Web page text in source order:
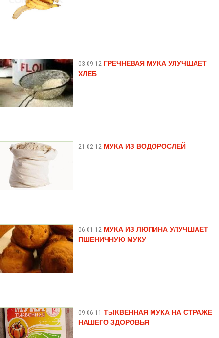
03.09.12 ГРЕЧНЕВАЯ МУКА УЛУЧШАЕТ
ХЛЕБ
21.02.12 МУКА ИЗ ВОДОРОСЛЕЙ
06.01.12 МУКА ИЗ ЛЮПИНА УЛУЧШАЕТ
ПШЕНИЧНУЮ МУКУ
09.06.11 ТЫКВЕННАЯ МУКА НА СТРАЖЕ
НАШЕГО ЗДОРОВЬЯ